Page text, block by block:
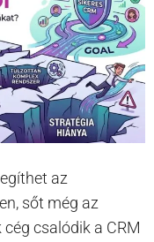
az
sőt még az
csalódik a CRM